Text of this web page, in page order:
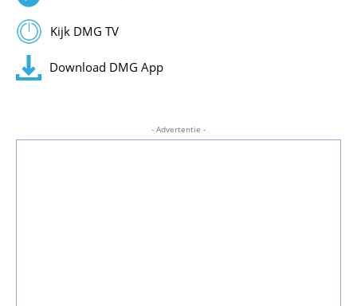
Kijk DMG TV
Download DMG App
- Advertentie -